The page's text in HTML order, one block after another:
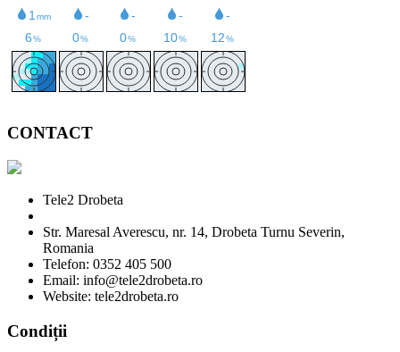
CONTACT
Tele2 Drobeta
Str. Maresal Averescu, nr. 14, Drobeta Turnu Severin,
Romania
Telefon: 0352 405 500
Email: info@tele2drobeta.ro
Website: tele2drobeta.ro
Condiții